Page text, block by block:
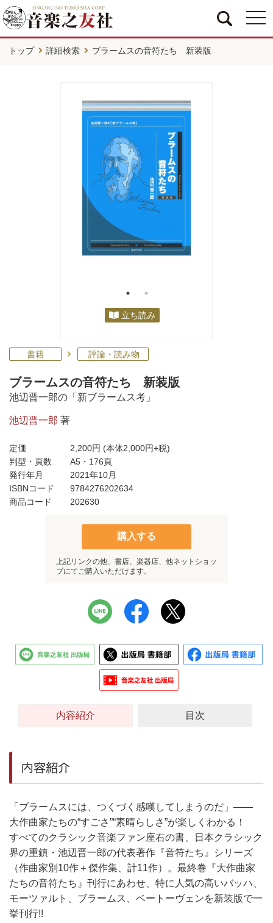
トップ 詳細検索 ブラームスの音符たち 新装版
立ち読み
書籍 評論・読み物
ブラームスの音符たち 新装版
池辺晋一郎の「新ブラームス考」
池辺晋一郎 著
定価 2,200円 (本体2,000円+税)
判型・頁数
A5・176頁
発行年月
2021年10月
ISBNコード
9784276202634
商品コード
202630
購入する
上記リンクの他、書店、楽器店、他ネットショッ
プにてご購入いただけます。
内容紹介 目次
内容紹介
「ブラームスには、つくづく感嘆してしまうのだ」――
大作曲家たちの“すごさ”“素晴らしさ”が楽しくわかる！
すべてのクラシック音楽ファン座右の書、日本クラシック
界の重鎮・池辺晋一郎の代表著作『音符たち』シリーズ
（作曲家別10作＋傑作集、計11作）。最終巻『大作曲家
たちの音符たち』刊行にあわせ、特に人気の高いバッハ、
モーツァルト、ブラームス、ベートーヴェンを新装版で一
挙刊行!!